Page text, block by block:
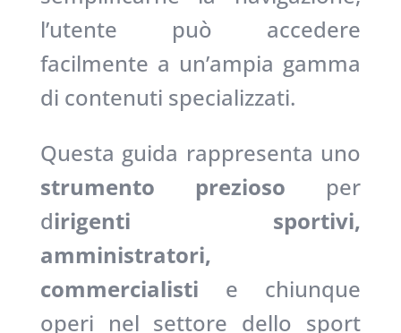
l’utente può accedere
facilmente a un’ampia gamma
di contenuti specializzati.
Questa guida rappresenta uno
strumento prezioso per
dirigenti sportivi,
amministratori,
commercialisti e chiunque
operi nel settore dello sport